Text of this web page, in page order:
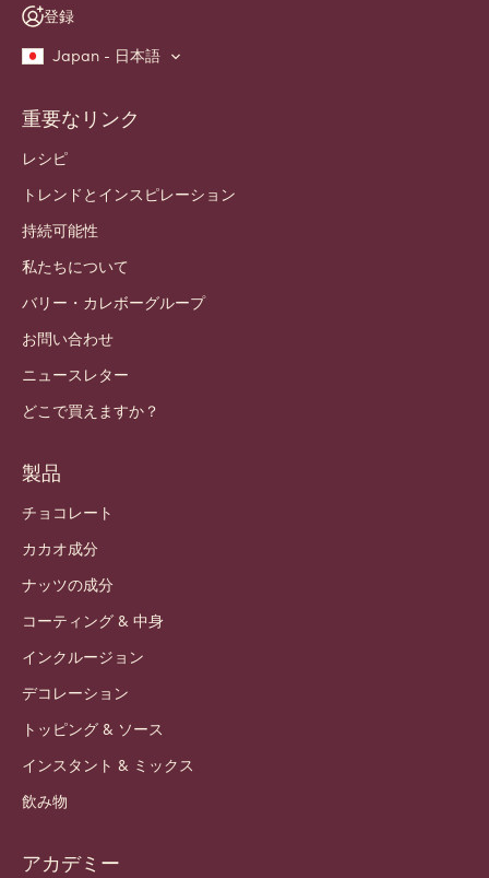
登録
Japan - 日本語
Footer
Callebaut
重要なリンク
レシピ
トレンドとインスピレーション
持続可能性
私たちについて
バリー・カレボーグループ
お問い合わせ
ニュースレター
どこで買えますか？
製品
チョコレート
カカオ成分
ナッツの成分
コーティング & 中身
インクルージョン
デコレーション
トッピング & ソース
インスタント & ミックス
飲み物
アカデミー